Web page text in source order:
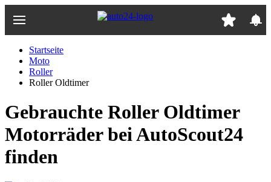
Hauptinhalt
Startseite
Moto
Roller
Roller Oldtimer
Gebrauchte Roller Oldtimer
Motorräder bei AutoScout24
finden